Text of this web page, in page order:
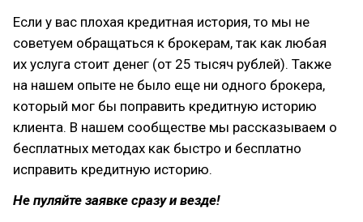
Если у вас плохая кредитная история, то мы не
советуем обращаться к брокерам, так как любая
их услуга стоит денег (от 25 тысяч рублей). Также
на нашем опыте не было еще ни одного брокера,
который мог бы поправить кредитную историю
клиента. В нашем сообществе мы рассказываем о
бесплатных методах как быстро и бесплатно
исправить кредитную историю.
Не пуляйте заявке сразу и везде!